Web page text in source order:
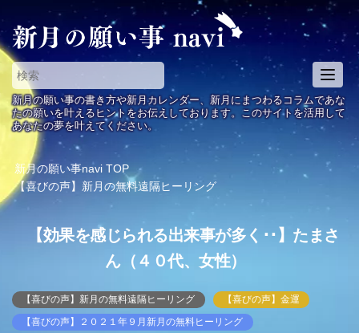
T
o
g
g
e
i
新月の願い事の書き方や新月カレンダー、新月にまつわるコラムであな
たの願いを叶えるヒントをお伝えしております。このサイトを活用して
あなたの夢を叶えてください。
新月の願い事navi TOP
【喜びの声】新月の無料遠隔ヒーリング
【効果を感じられる出来事が多く･･】たまさ
ん（４０代、女性）
【喜びの声】新月の無料遠隔ヒーリング 【喜びの声】金運
【喜びの声】２０２１年９月新月の無料ヒーリング